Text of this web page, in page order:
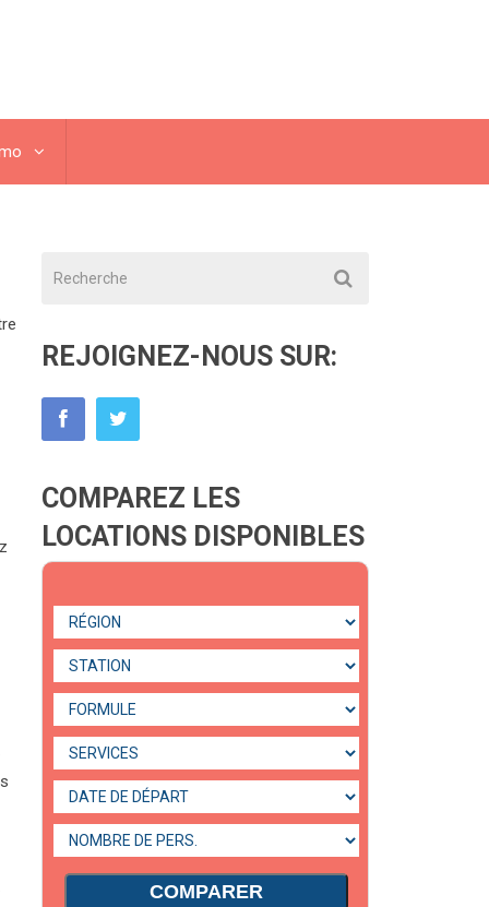
REJOIGNEZ-NOUS SUR:
COMPAREZ LES
LOCATIONS DISPONIBLES
COMPARER